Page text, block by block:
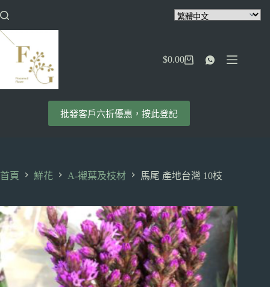
至
主
$0.00
批發客戶六折優惠，按此登記
首頁 鮮花 A-襯葉及枝材 馬尾 產地台灣 10枝